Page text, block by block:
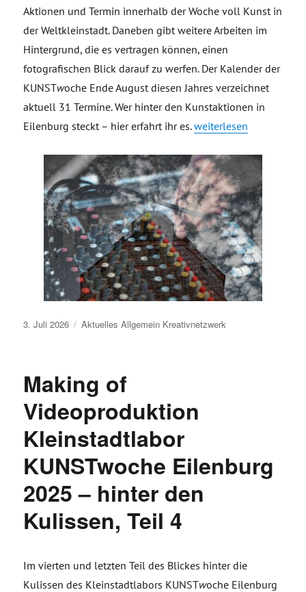
Aktionen und Termin innerhalb der Woche voll Kunst in
der Weltkleinstadt. Daneben gibt weitere Arbeiten im
Hintergrund, die es vertragen können, einen
fotografischen Blick darauf zu werfen. Der Kalender der
KUNSTwoche Ende August diesen Jahres verzeichnet
aktuell 31 Termine. Wer hinter den Kunstaktionen in
Eilenburg steckt – hier erfahrt ihr es.„Making of
weiterlesen
Veröffentlicht
3. Juli 2026 Aktuelles Allgemein Kreativnetzwerk
Making of
Videoproduktion
Kleinstadtlabor
KUNSTwoche Eilenburg
2025 – hinter den
Kulissen, Teil 4
Im vierten und letzten Teil des Blickes hinter die
Kulissen des Kleinstadtlabors KUNSTwoche Eilenburg